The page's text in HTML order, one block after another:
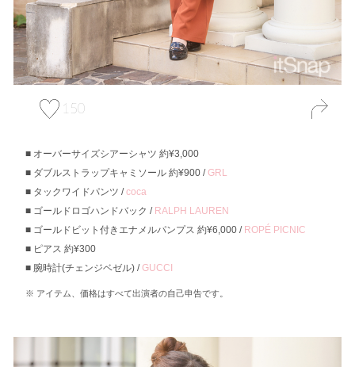
150
オーバーサイズシアーシャツ 約¥3,000
ダブルストラップキャミソール 約¥900 /GRL
タックワイドパンツ /coca
ゴールドロゴハンドバック / RALPH LAUREN
ゴールドビット付きエナメルパンプス 約¥6,000 / ROPÉ PICNIC
ピアス 約¥300
腕時計(チェンジベゼル) /GUCCI
アイテム、価格はすべて出演者の自己申告です。